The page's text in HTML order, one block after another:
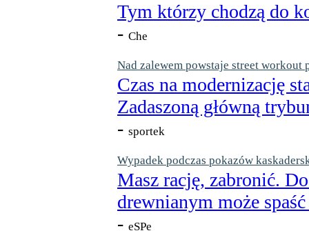
Tym którzy chodzą do
- Che
Nad zalewem powstaje street workout
Czas na modernizację
Zadaszoną główną
- sportek
Wypadek podczas pokazów
Masz rację, zabronić.
drewnianym może
- eSPe